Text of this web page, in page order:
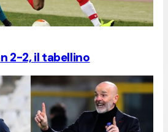
2-2, il tabellino